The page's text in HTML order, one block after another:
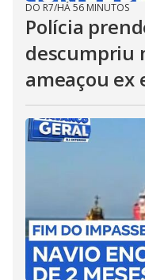
DO R7/HÁ 56 MINUTOS
Polícia
descumpriu
ameaçou ex